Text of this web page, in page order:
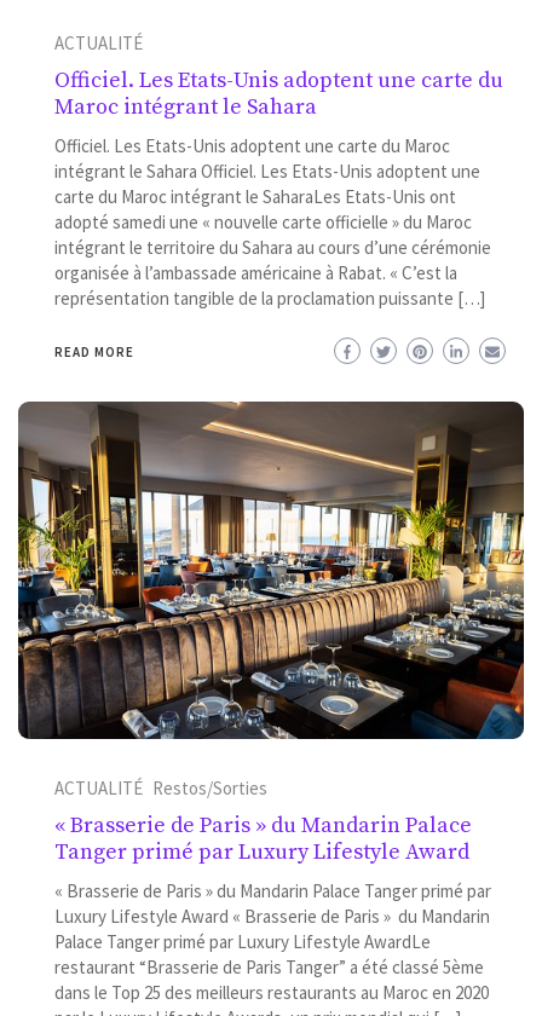
ACTUALITÉ
Officiel. Les Etats-Unis adoptent une carte du
Maroc intégrant le Sahara
Officiel. Les Etats-Unis adoptent une carte du Maroc
intégrant le Sahara Officiel. Les Etats-Unis adoptent une
carte du Maroc intégrant le SaharaLes Etats-Unis ont
adopté samedi une « nouvelle carte officielle » du Maroc
intégrant le territoire du Sahara au cours d’une cérémonie
organisée à l’ambassade américaine à Rabat. « C’est la
représentation tangible de la proclamation puissante […]
READ MORE
ACTUALITÉ Restos/Sorties
« Brasserie de Paris » du Mandarin Palace
Tanger primé par Luxury Lifestyle Award
« Brasserie de Paris » du Mandarin Palace Tanger primé par
Luxury Lifestyle Award « Brasserie de Paris » du Mandarin
Palace Tanger primé par Luxury Lifestyle AwardLe
restaurant “Brasserie de Paris Tanger” a été classé 5ème
dans le Top 25 des meilleurs restaurants au Maroc en 2020